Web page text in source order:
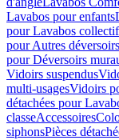
Lavabos pour enfants
pour Lavabos
pour Autres
pour Déversoirs
Vidoirs suspendus
multi-usagesVidoirs
détachées pour
classeAccessoires
siphonsPièces